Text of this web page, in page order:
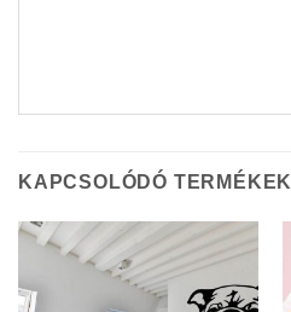
KAPCSOLÓDÓ TERMÉKEK